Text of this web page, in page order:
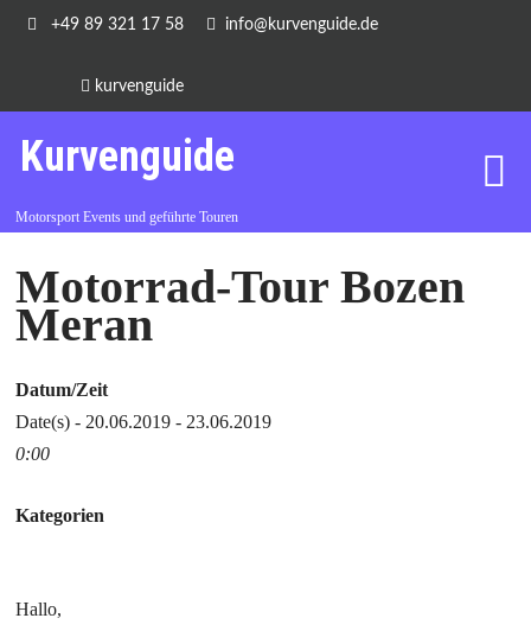
+49 89 321 17 58 info@kurvenguide.de
kurvenguide
Kurvenguide
Motorsport Events und geführte Touren
Motorrad-Tour Bozen
Meran
Datum/Zeit
Date(s) - 20.06.2019 - 23.06.2019
0:00
Kategorien
Hallo,